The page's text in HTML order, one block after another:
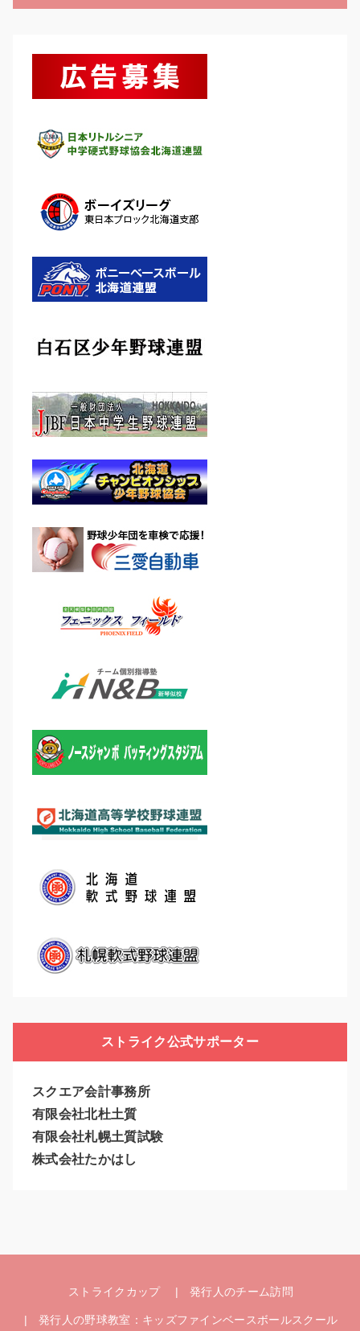
ストライク公式サポーター
スクエア会計事務所
有限会社北杜土質
有限会社札幌土質試験
株式会社たかはし
ストライクカップ 発行人のチーム訪問
発行人の野球教室：キッズファインベースボールスクール